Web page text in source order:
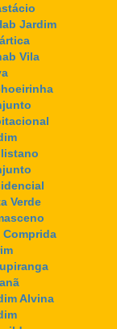
Jardim
Vila
Verde
Comprida
Alvina